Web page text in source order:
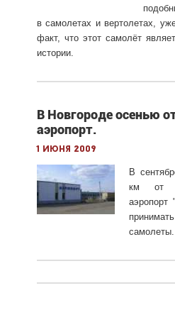
в самолетах и вертолетах,
факт, что этот самолёт
истории.
В Новгороде осенью
аэропорт.
1 июня 2009
В
км от
аэропорт
самолеты.